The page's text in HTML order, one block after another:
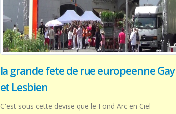
la grande fete de rue europeenne Gay
et Lesbien
C'est sous cette devise que le Fond Arc en Ciel